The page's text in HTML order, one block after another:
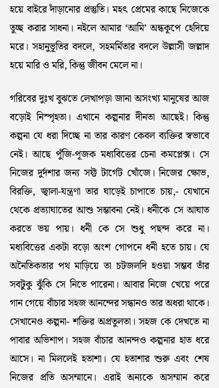
হয়ে বাইরে দাঁড়ানোর প্রস্তুতি। মহৎ প্রেমের কাছে নিজেকে
তুচ্ছ করার সাধনা। নইলে আমার ‘আমি’ অন্ধকূপে হেদিয়ে
মরে। সহানুভূতির বদলে, সহমর্মিতার বদলে উল্লাসী জল্লাদ
হয়ে মারি ও মরি, কিন্তু জীবন মেলে না।
গরিবের দুঃখ বুঝতে লেখাপড়া জানা অসংখ্য মানুষের আজ
বড়োই নিস্পৃহতা। এখানে কল্পনার দীনতা আছেই‌। কিন্তু
কল্পনা যে ধরা দিচ্ছে না তার কারণ কেবল ব্যক্তির স্বভাবে
নেই। আছে পুঁজি-পূজক মধ্যবিত্তের চেনা কমপ্লেক্স। সে
নিজের দুর্দশার জন্য সফ্ট টার্গেট খোঁজে। নিজের ক্ষোভ,
বিরক্তি, জ্বালা-যন্ত্রণা তার ঘাড়েই চাপাতে চায়,- যেখানে
থেকে প্রত্যাঘাতের আশু সম্ভাবনা নেই। ধনীকে সে আঘাত
করতে ভয় পায়। ধনী কে সে শুধু পছন্দ করে না।
মধ্যবিত্তের একটা বড়ো অংশ গোপনে ধনী হতে চায়। যে
অনৈতিকতার পথ মাড়িয়ে তা চটজলদি হওয়া সম্ভব তাঁর
সবটুকু ঝুঁকি সে নিতে পারেনা। আবার নিজে খেয়ে পরে
গান গেয়ে বাঁচার সহজ আনন্দের সন্ধানও তার অধরা থাকে।
সেখানেও কল্পনা- শক্তির অপ্রতুলতা। সহজ কে দেখতে না
পাবার অভিশাপ। সহজ বাঁচার আনন্দও কল্পনার হাত ধরে
আসে। না মিললেই হতাশা। যে হতাশার শুরু এবং শেষ
নিজের প্রতি অসম্মানে। এরাই অন্যকে অসম্মান করে